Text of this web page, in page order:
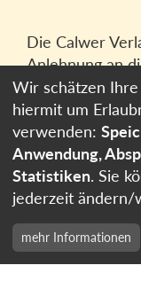
Die Calwer
Anlehnung an
gegründeten
heutigen
GmbHin
Impressum
Cookie-
Wir schätzen
hiermit um
verwenden:
Anwendung,
Statistiken. Sie
jederzeit ändern/
mehr Informationen